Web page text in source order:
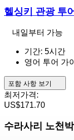
헬싱키 관광 투
내일부터 가능
기간: 5시간
영어 투어 가
포함 사항 보기
최저가격:
US$171.70
수라사리 노천